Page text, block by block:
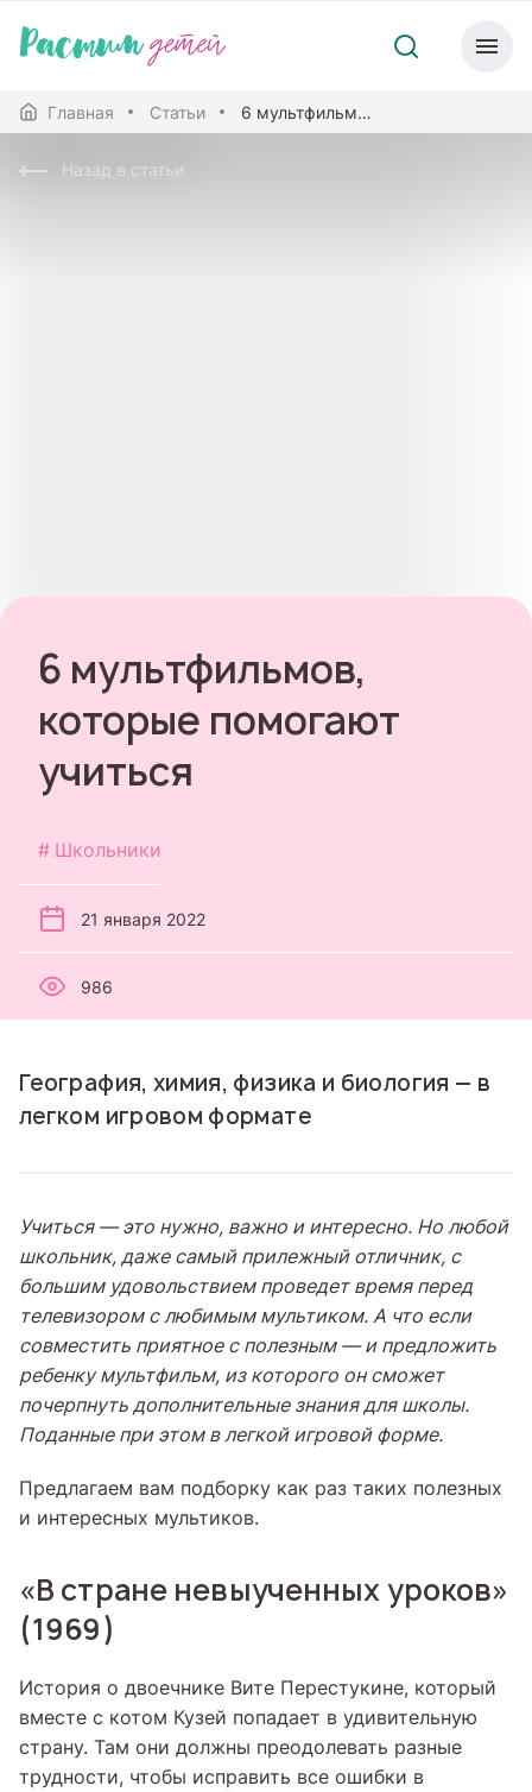
Главная Статьи 6 мультфильмов, которые помогают учиться
Назад в статьи
6 мультфильмов,
которые помогают
учиться
Школьники
21 января 2022
986
География, химия, физика и биология — в
легком игровом формате
Учиться — это нужно, важно и интересно. Но любой
школьник, даже самый прилежный отличник, с
большим удовольствием проведет время перед
телевизором с любимым мультиком. А что если
совместить приятное с полезным — и предложить
ребенку мультфильм, из которого он сможет
почерпнуть дополнительные знания для школы.
Поданные при этом в легкой игровой форме.
Предлагаем вам подборку как раз таких полезных
и интересных мультиков.
«В стране невыученных уроков»
(1969)
История о двоечнике Вите Перестукине, который
вместе с котом Кузей попадает в удивительную
страну. Там они должны преодолевать разные
трудности, чтобы исправить все ошибки в